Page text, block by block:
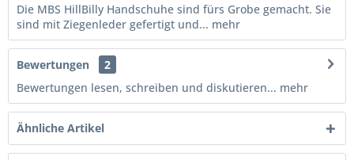
Die MBS HillBilly Handschuhe sind fürs Grobe gemacht. Sie
sind mit Ziegenleder gefertigt und... mehr
Bewertungen
2
Bewertungen lesen, schreiben und diskutieren... mehr
Ähnliche Artikel